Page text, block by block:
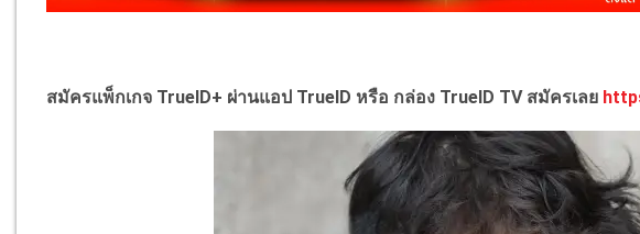
สมัครแพ็กเกจ TrueID+ ผ่านแอป TrueID หรือ กล่อง TrueID TV สมัครเลย